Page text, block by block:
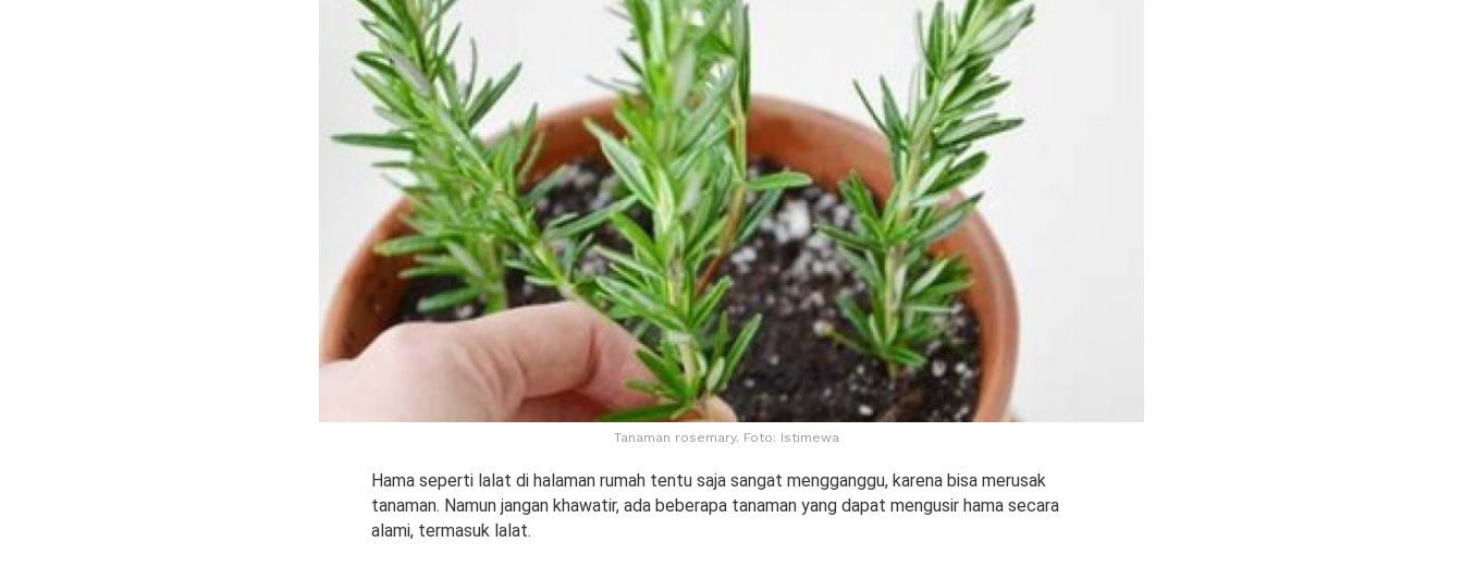
Tanaman rosemary. Foto: Istimewa
Hama seperti lalat di halaman rumah tentu saja sangat mengganggu, karena bisa merusak
tanaman. Namun jangan khawatir, ada beberapa tanaman yang dapat mengusir hama secara
alami, termasuk lalat.